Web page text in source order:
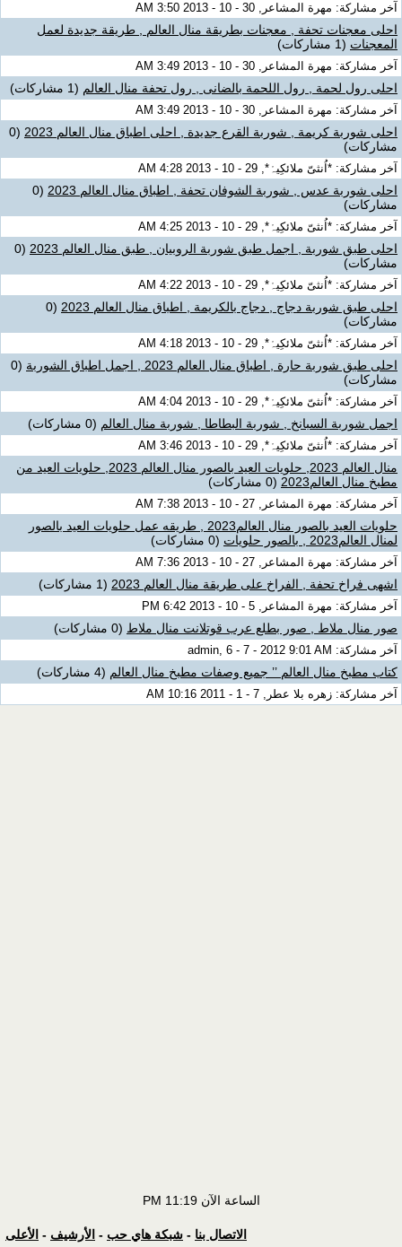
آخر مشاركة: مهرة المشاعر, 30 - 10 - 2013 3:50 AM
احلى معجنات تحفة , معجنات بطريقة منال العالم , طريقة جديدة لعمل
المعجنات (1 مشاركات)
آخر مشاركة: مهرة المشاعر, 30 - 10 - 2013 3:49 AM
احلى رول لحمة , رول اللحمة بالضانى , رول تحفة منال العالم (1 مشاركات)
آخر مشاركة: مهرة المشاعر, 30 - 10 - 2013 3:49 AM
احلى شوربة كريمة , شوربة القرع جديدة , احلى اطباق منال العالم 2023
(0
مشاركات)
آخر مشاركة: *اُنثىّ ملائكِيہْ*, 29 - 10 - 2013 4:28 AM
احلى شوربة عدس , شوربة الشوفان تحفة , اطباق منال العالم 2023
(0
مشاركات)
آخر مشاركة: *اُنثىّ ملائكِيہْ*, 29 - 10 - 2013 4:25 AM
احلى طبق شوربة , اجمل طبق شوربة الروبيان , طبق منال العالم 2023
(0
مشاركات)
آخر مشاركة: *اُنثىّ ملائكِيہْ*, 29 - 10 - 2013 4:22 AM
احلى طبق شوربة دجاج , دجاج بالكريمة , اطباق منال العالم 2023
(0
مشاركات)
آخر مشاركة: *اُنثىّ ملائكِيہْ*, 29 - 10 - 2013 4:18 AM
احلى طبق شوربة حارة , اطباق منال العالم 2023 , اجمل اطباق الشوربة
(0
مشاركات)
آخر مشاركة: *اُنثىّ ملائكِيہْ*, 29 - 10 - 2013 4:04 AM
اجمل شوربة السبانخ , شوربة البطاطا , شوربة منال العالم (0 مشاركات)
آخر مشاركة: *اُنثىّ ملائكِيہْ*, 29 - 10 - 2013 3:46 AM
منال العالم 2023, حلويات العيد بالصور منال العالم 2023, حلويات العيد من
مطبخ منال العالم2023
(0 مشاركات)
آخر مشاركة: مهرة المشاعر, 27 - 10 - 2013 7:38 AM
حلويات العيد بالصور منال العالم2023 , طريقه عمل حلويات العيد بالصور
لمنال العالم2023 , بالصور حلويات
(0 مشاركات)
آخر مشاركة: مهرة المشاعر, 27 - 10 - 2013 7:36 AM
اشهى فراخ تحفة , الفراخ على طريقة منال العالم 2023 (1 مشاركات)
آخر مشاركة: مهرة المشاعر, 5 - 10 - 2013 6:42 PM
صور منال ملاط , صور بطلع عرب قوتلانت منال ملاط (0 مشاركات)
آخر مشاركة: admin, 6 - 7 - 2012 9:01 AM
كتاب مطبخ منال العالم ’’ جميع وصفات مطبخ منال العالم (4 مشاركات)
آخر مشاركة: زهره بلا عطر, 7 - 1 - 2011 10:16 AM
الساعة الآن11:19 PM
الاتصال بنا - شبكة هاي حب - الأرشيف - الأعلى